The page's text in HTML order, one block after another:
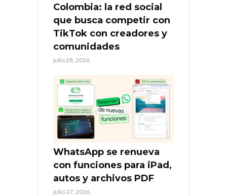
Colombia: la red social
que busca competir con
TikTok con creadores y
comunidades
julio 28, 2026
WhatsApp se renueva
con funciones para iPad,
autos y archivos PDF
julio 27, 2026